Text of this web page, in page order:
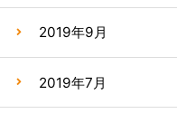
2019年9月
2019年7月